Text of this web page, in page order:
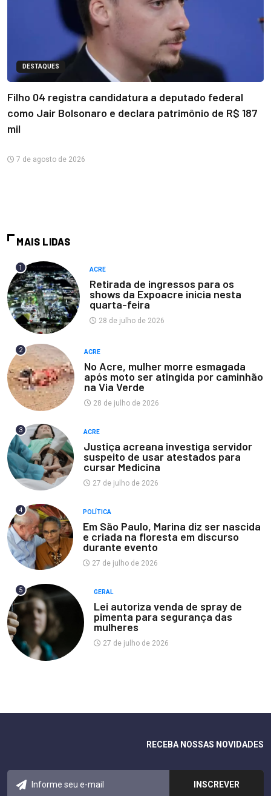
DESTAQUES
Filho 04 registra candidatura a deputado federal
como Jair Bolsonaro e declara patrimônio de R$ 187
mil
7 de agosto de 2026
MAIS LIDAS
1 ACRE
Retirada de ingressos para os
shows da Expoacre inicia nesta
quarta-feira
28 de julho de 2026
2 ACRE
No Acre, mulher morre esmagada
após moto ser atingida por caminhão
na Via Verde
28 de julho de 2026
3 ACRE
Justiça acreana investiga servidor
suspeito de usar atestados para
cursar Medicina
27 de julho de 2026
4 POLÍTICA
Em São Paulo, Marina diz ser nascida
e criada na floresta em discurso
durante evento
27 de julho de 2026
5 GERAL
Lei autoriza venda de spray de
pimenta para segurança das
mulheres
27 de julho de 2026
RECEBA NOSSAS NOVIDADES